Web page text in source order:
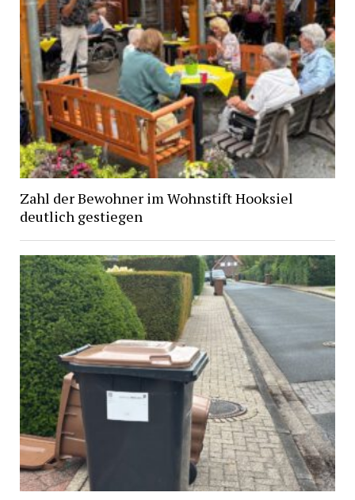
Zahl der Bewohner im Wohnstift Hooksiel
deutlich gestiegen